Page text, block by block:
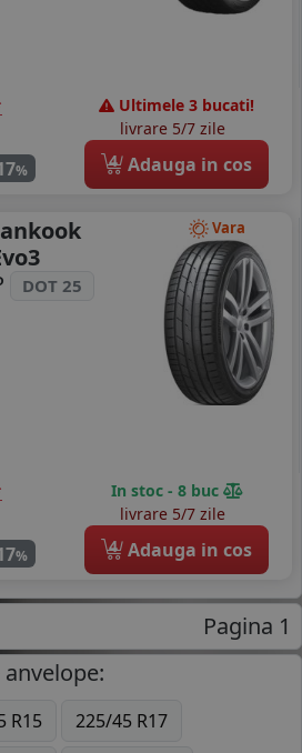
%
Ultimele 3 bucati!
livrare 5/7 zile
4 Adauga in cos
Vara
DOT 25
%
In stoc - 8 buc
livrare 5/7 zile
4 Adauga in cos
Pagina 1
R15
225/45 R17